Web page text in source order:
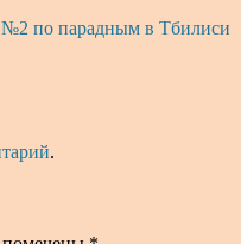
по парадным в Тбилиси
.